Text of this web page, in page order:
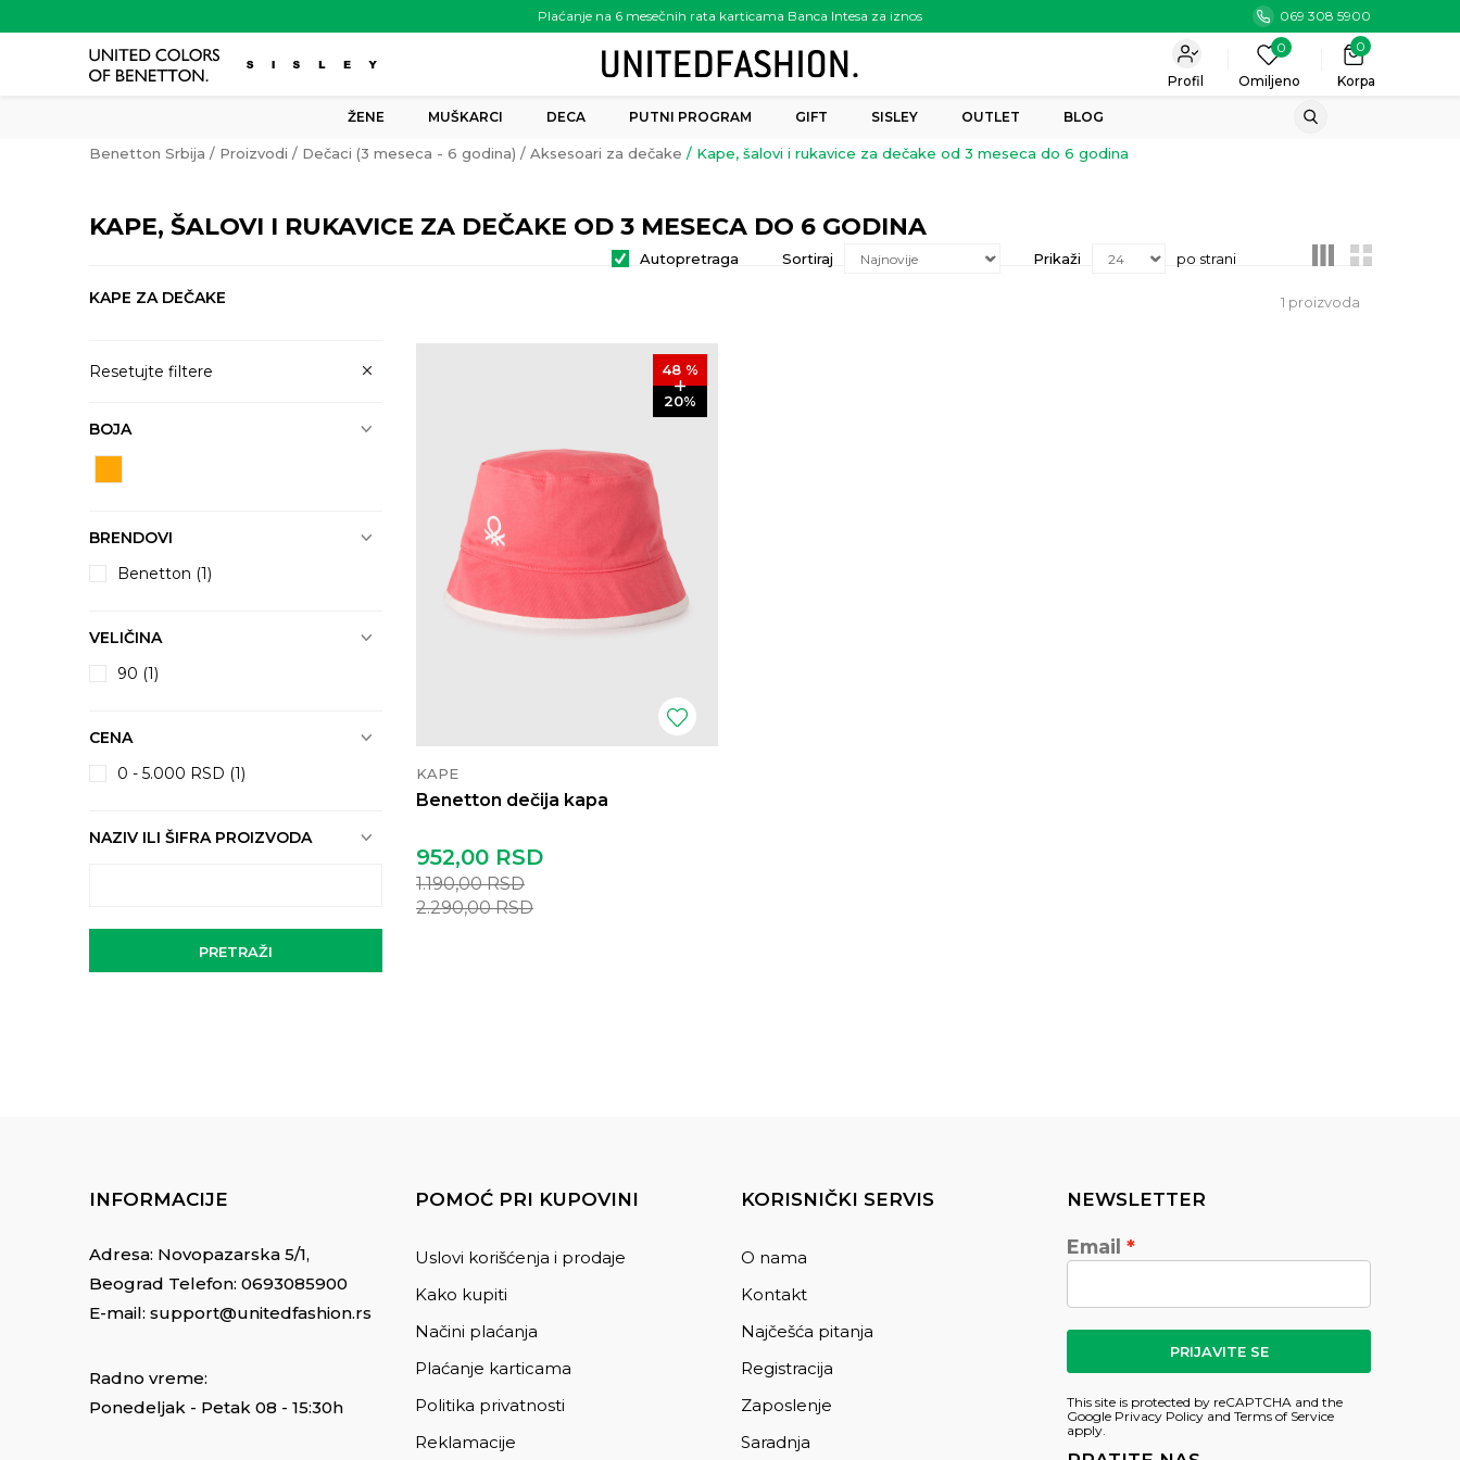
Plaćanje na 6 mesečnih rata karticama Banca Intesa za iznos
preko 6.000.00 rsd
069 308 5900
Korpa
0
0
Omiljeno
Profil
ŽENE MUŠKARCI DECA PUTNI PROGRAM GIFT SISLEY OUTLET BLOG
Benetton Srbija Proizvodi Dečaci (3 meseca - 6 godina) Aksesoari za dečake Kape, šalovi i rukavice za dečake od 3 meseca do 6 godina
KAPE, ŠALOVI I RUKAVICE ZA DEČAKE OD 3 MESECA DO 6 GODINA
Autopretraga Sortiraj Prikaži po strani
KAPE ZA DEČAKE
Resetujte filtere
BOJA
BRENDOVI
Benetton (1)
VELIČINA
90 (1)
CENA
0 - 5.000 RSD (1)
NAZIV ILI ŠIFRA PROIZVODA
PRETRAŽI
1 proizvoda
48 %
20%
KAPE
Benetton dečija kapa
952,00 RSD
1.190,00RSD
2.290,00RSD
INFORMACIJE
Adresa: Novopazarska 5/1,
Beograd Telefon: 0693085900
E-mail: support@unitedfashion.rs
Radno vreme:
Ponedeljak - Petak 08 - 15:30h
POMOĆ PRI KUPOVINI
Uslovi korišćenja i prodaje
Kako kupiti
Načini plaćanja
Plaćanje karticama
Politika privatnosti
Reklamacije
KORISNIČKI SERVIS
O nama
Kontakt
Najčešća pitanja
Registracija
Zaposlenje
Saradnja
NEWSLETTER
Email
PRIJAVITE SE
This site is protected by reCAPTCHA and the
Google Privacy Policy and Terms of Service
apply.